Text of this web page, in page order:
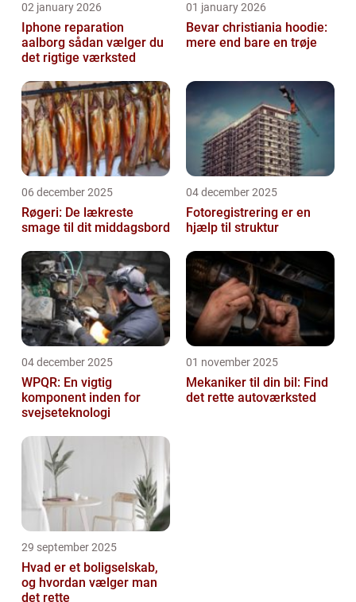
02 january 2026
Iphone reparation
aalborg sådan vælger du
det rigtige værksted
01 january 2026
Bevar christiania hoodie:
mere end bare en trøje
06 december 2025
Røgeri: De lækreste
smage til dit middagsbord
04 december 2025
Fotoregistrering er en
hjælp til struktur
04 december 2025
WPQR: En vigtig
komponent inden for
svejseteknologi
01 november 2025
Mekaniker til din bil: Find
det rette autoværksted
29 september 2025
Hvad er et boligselskab,
og hvordan vælger man
det rette